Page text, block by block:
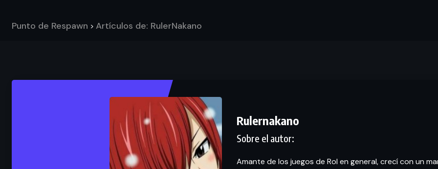
Punto de Respawn > Artículos de: RulerNakano
Rulernakano
Amante de los juegos de Rol en general, crecí con un